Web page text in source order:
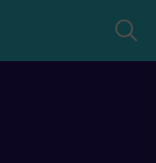
zaradi 30. dirke po